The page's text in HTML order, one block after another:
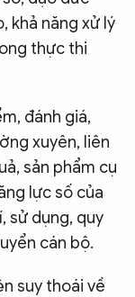
khả năng xử lý
thực thi
đánh giá,
xuyên, liên
sản phẩm cụ
lực số của
sử dụng, quy
cán bộ.
suy thoái về